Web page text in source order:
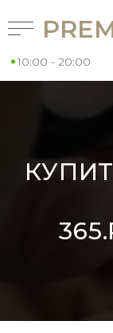
10:00 - 20:00